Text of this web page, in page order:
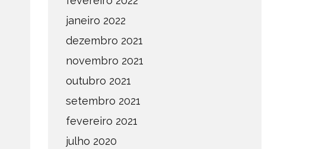
janeiro 2022
dezembro 2021
novembro 2021
outubro 2021
setembro 2021
fevereiro 2021
julho 2020